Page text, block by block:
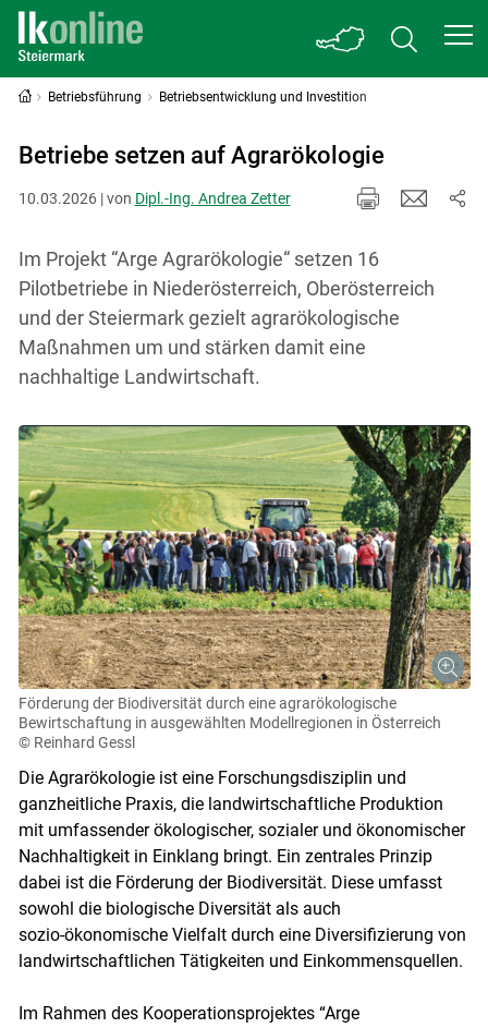
Skip to main content
Betriebsführung Betriebsentwicklung und Investition
Betriebe setzen auf Agrarökologie
10.03.2026 | von Dipl.-Ing. Andrea Zetter
Im Projekt “Arge Agrarökologie“ setzen 16
Pilotbetriebe in Niederösterreich, Oberösterreich
und der Steiermark gezielt agrarökologische
Maßnahmen um und stärken damit eine
nachhaltige Landwirtschaft.
Förderung der Biodiversität durch eine agrarökologische
Bewirtschaftung in ausgewählten Modellregionen in Österreich
© Reinhard Gessl
Die Agrarökologie ist eine Forschungsdisziplin und
ganzheitliche Praxis, die landwirtschaftliche Produktion
mit umfassender ökologischer, sozialer und ökonomischer
Nachhaltigkeit in Einklang bringt. Ein zentrales Prinzip
dabei ist die Förderung der Biodiversität. Diese umfasst
sowohl die biologische Diversität als auch
sozio-ökonomische Vielfalt durch eine Diversifizierung von
landwirtschaftlichen Tätigkeiten und Einkommensquellen.
Im Rahmen des Kooperationsprojektes “Arge